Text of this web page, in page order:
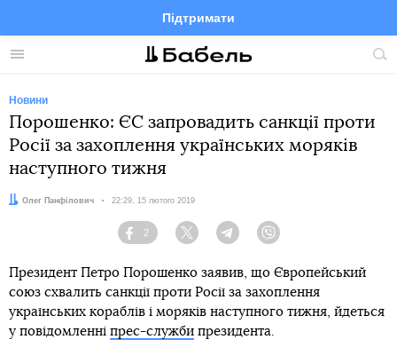
Меню
Підтримати
FacebookTelegramTwitter
Новини
Порошенко: ЄС запровадить санкції проти
Росії за захоплення українських моряків
наступного тижня
Автор:
Олег Панфілович Дата:
22:29, 15 лютого 2019
Facebook
2
Twitter TelegramViber
Президент Петро Порошенко заявив, що Європейський
союз схвалить санкції проти Росії за захоплення
українських кораблів і моряків наступного тижня, йдеться
у повідомленні прес-служби президента.